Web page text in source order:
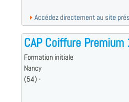
Accédez directement au site
CAP Coiffure Premium
Formation initiale
Nancy
(54) -